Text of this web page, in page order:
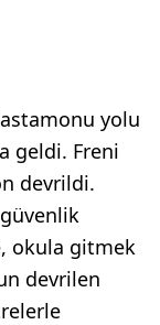
yolu
geldi. Freni
devrildi.
güvenlik
okula gitmek
devrilen